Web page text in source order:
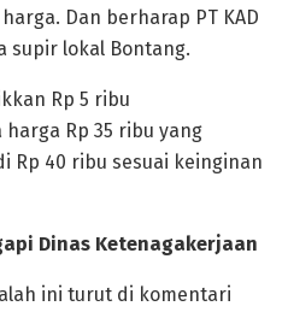
Dan berharap PT KAD
supir lokal Bontang.
Rp 5 ribu
Rp 35 ribu yang
Rp 40 ribu sesuai keinginan
Dinas Ketenagakerjaan
ini turut di komentari